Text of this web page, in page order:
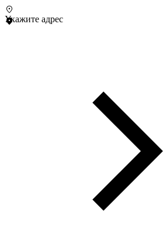
Укажите адрес